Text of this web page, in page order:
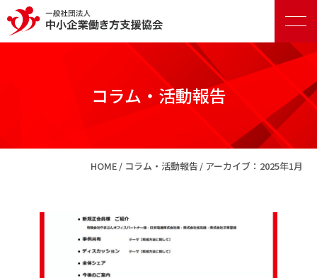
コラム・活動報告
HOME コラム・活動報告 アーカイブ：2025年1月